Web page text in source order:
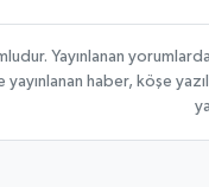
Yayınlanan
haber, köşe